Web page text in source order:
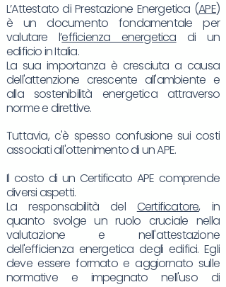
L’Attestato di Prestazione Energetica (APE)
è un documento fondamentale per
valutare l’efficienza energetica di un
edificio in Italia.
La sua importanza è cresciuta a causa
dell'attenzione crescente all'ambiente e
alla sostenibilità energetica attraverso
norme e direttive.
Tuttavia, c'è spesso confusione sui costi
associati all'ottenimento di un APE.
Il costo di un Certificato APE comprende
diversi aspetti.
La responsabilità del Certificatore, in
quanto svolge un ruolo cruciale nella
valutazione e nell'attestazione
dell'efficienza energetica degli edifici. Egli
deve essere formato e aggiornato sulle
normative e impegnato nell'uso di